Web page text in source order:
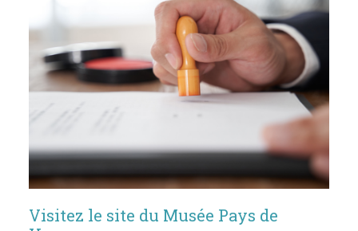
Visitez le site du Musée Pays de